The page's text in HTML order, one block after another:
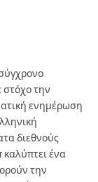
την
ενημέρωση
διεθνούς
καλύπτει ένα
την